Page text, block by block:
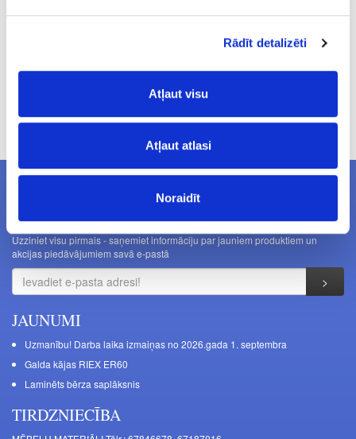
Rādīt detalizēti
Atļaut visu
Atļaut atlasi
Noraidīt
Cenas norādītas bez PVN. Cenas var tikt mainītas bez iepriekšēja
brīdinājuma.
JAUNUMI E-PASTĀ
Uzziniet visu pirmais - saņemiet informāciju par jauniem produktiem un
akcijas piedāvājumiem savā e-pastā
JAUNUMI
Uzmanību! Darba laika izmaiņas no 2026.gada 1. septembra
Galda kājas RIEX ER60
Laminēts bērza saplāksnis
TIRDZNIECĪBA